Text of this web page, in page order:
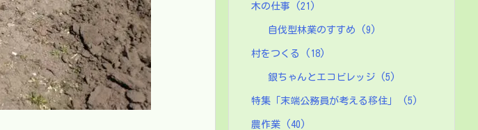
木の仕事 (21)
自伐型林業のすすめ (9)
村をつくる (18)
銀ちゃんとエコビレッジ (5)
特集「末端公務員が考える移住」 (5)
農作業 (40)